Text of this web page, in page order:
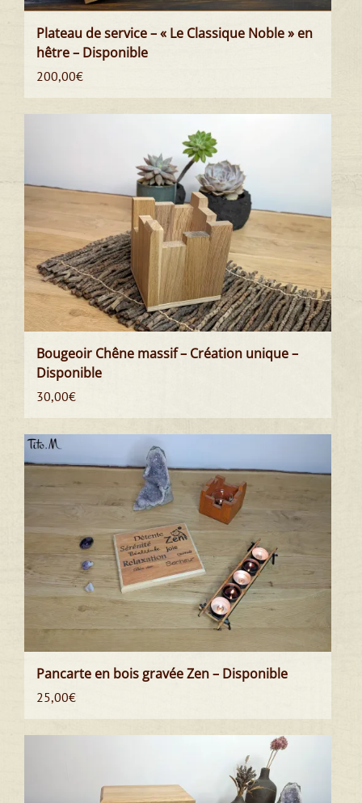
Plateau de service – « Le Classique Noble » en
hêtre – Disponible
200,00€
Bougeoir Chêne massif – Création unique –
Disponible
30,00€
Pancarte en bois gravée Zen – Disponible
25,00€